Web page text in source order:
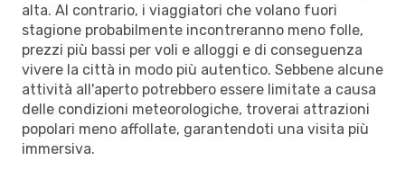
alta. Al contrario, i viaggiatori che volano fuori
stagione probabilmente incontreranno meno folle,
prezzi più bassi per voli e alloggi e di conseguenza
vivere la città in modo più autentico. Sebbene alcune
attività all'aperto potrebbero essere limitate a causa
delle condizioni meteorologiche, troverai attrazioni
popolari meno affollate, garantendoti una visita più
immersiva.